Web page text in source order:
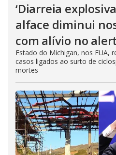
‘Diarreia
alface diminui
com alívio no
Estado do Michigan, nos EUA,
casos ligados ao surto de
mortes